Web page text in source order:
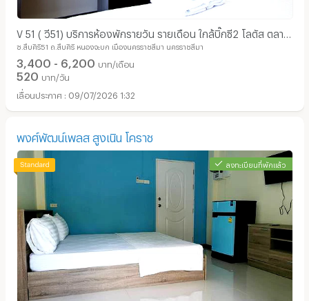
V 51 ( วี51) บริการห้องพักรายวัน รายเดือน ใกล้บิ๊กซี2 โลตัส ตลาด
ป๋องแป๋ง รพ.กรุงเทพ เดอะมอลล์
ซ.สืบศิริ51 ถ.สืบศิริ หนองจะบก เมืองนครราชสีมา นครราชสีมา
3,400 - 6,200 บาท/เดือน
520 บาท/วัน
09/07/2026 1:32
พงศ์พัฒน์เพลส สูงเนิน โคราช
ลงทะเบียนที่พักแล้ว